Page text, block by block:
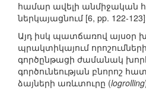
համար ավելի անմիջական
ներկայացնում [6, pp. 122-
Այդ իսկ պատճառով այսօր
պրակտիկայում
գործընթացի ժամանակ
գործունեության բնորոշ
ձայների առևտուրը (logrolling